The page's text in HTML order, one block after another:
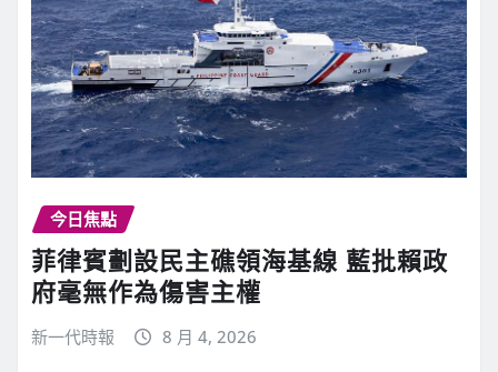
今日焦點
菲律賓劃設民主礁領海基線 藍批賴政
府毫無作為傷害主權
新一代時報 8 月 4, 2026